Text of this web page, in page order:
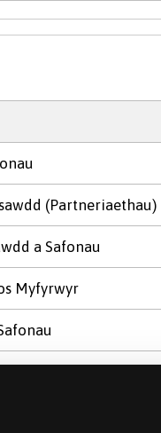
(Partneriaethau)
a Safonau
Myfyrwyr